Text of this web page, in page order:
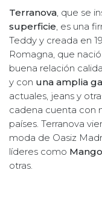
Terranova , que se
superficie , es una
Teddy y creada en
Romagna, que
buena relación
y con una amplia
actuales, jeans y
cadena cuenta con
países. Terranova
moda de Oasiz
líderes como
otras.